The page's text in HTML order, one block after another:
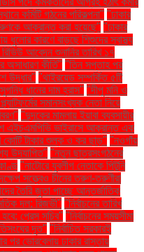
কমিটি গঠনের পরিকল্পনা" "ঢাকার
আক্রান্ত করা হয়েছে" "ঢাকার
ধুলোর কারণে বাড়ছে শিশুদের স্বাস্থ্য
আবেদন শুনানির তারিখ ১৭
কীর্তি" "তিন সপ্তাহ পর
উদ্ধার" "থাইরয়েড সম্পর্কিত ৫টি
ধানের দাম হ্রাস" "দীপু মনি ও
সমানসংখ্যক নেতা নিয়ে
"দুদকের মামলায় ইয়াবা ব্যবসায়ীর
এইচএমপিভি ভাইরাসে আক্রান্ত এক
কোটি টাকার শুল্ক ও কর ছাড়" "নওগাঁয়
উদযাপিত" "নতুন ছাত্রসংগঠনের
"নাটোরে যুবলীগ নেতাকে পিটুনি
সত্ত্বেও চীনের তরুণ-তরুণীরা
তৈরি জুতা পাচ্ছে আন্তর্জাতিক
দল: রিজভী" "নির্বাচনের তারিখ
হবে: প্রেস সচিব" "নির্বাচনের সময়সীমা
দূত" "নির্বাচিত সরকারই
পর ভোরবেলায় ঢাকার রাস্তায়